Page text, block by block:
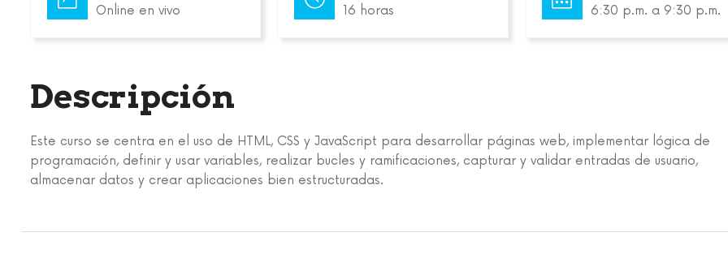
Online en vivo 16 horas 6:30 p.m. a 9:30 p.m.
Descripción
Este curso se centra en el uso de HTML, CSS y JavaScript para desarrollar páginas web, implementar lógica de
programación, definir y usar variables, realizar bucles y ramificaciones, capturar y validar entradas de usuario,
almacenar datos y crear aplicaciones bien estructuradas.